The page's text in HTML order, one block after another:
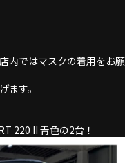
内ではマスクの着用をお願
ます。
220 II 青色の2台！